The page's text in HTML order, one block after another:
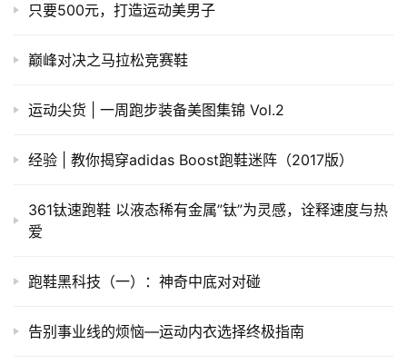
只要500元，打造运动美男子
巅峰对决之马拉松竞赛鞋
运动尖货 | 一周跑步装备美图集锦 Vol.2
经验 | 教你揭穿adidas Boost跑鞋迷阵（2017版）
361钛速跑鞋 以液态稀有金属”钛”为灵感，诠释速度与热
爱
跑鞋黑科技（一）：神奇中底对对碰
告别事业线的烦恼—运动内衣选择终极指南